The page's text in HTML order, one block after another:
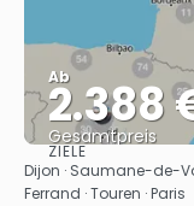
Ab
2.388
Gesamtpreis
ZIELE
Dijon · Saumane-de-
Ferrand · Touren · Paris